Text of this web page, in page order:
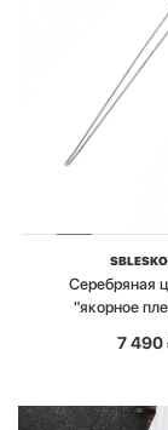
Серебряная
"якорное
7 490